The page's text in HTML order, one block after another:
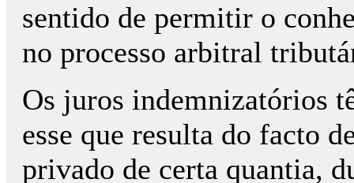
sentido de permitir o
no processo arbitral
Os juros indemnizatórios
esse que resulta do facto
privado de certa quantia,